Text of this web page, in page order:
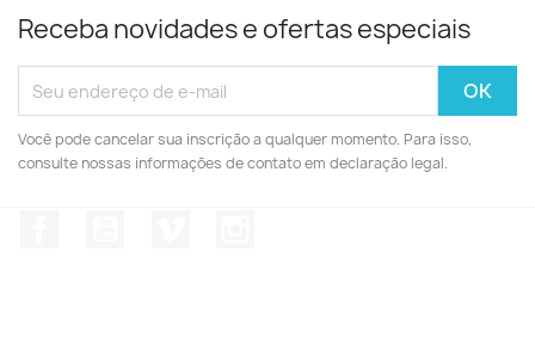
Receba novidades e ofertas especiais
Você pode cancelar sua inscrição a qualquer momento. Para isso,
consulte nossas informações de contato em declaração legal.